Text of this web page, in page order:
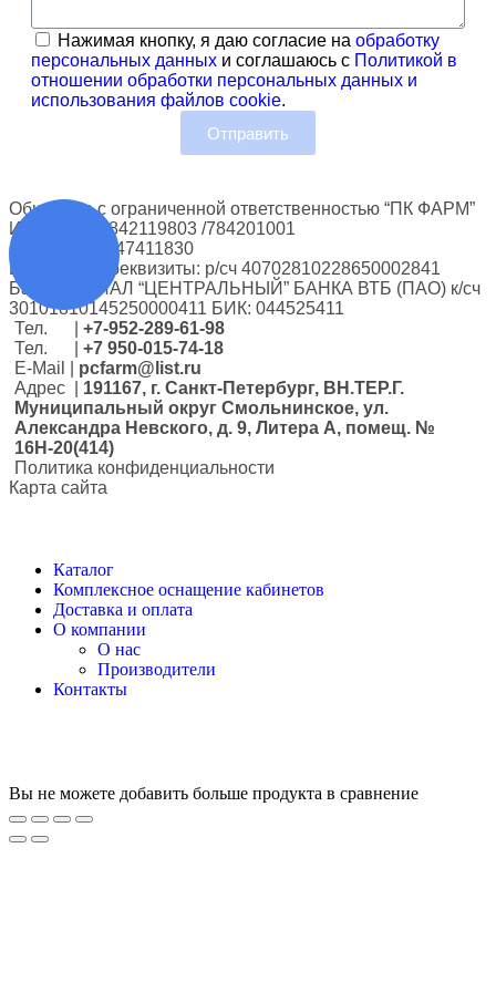
Нажимая кнопку, я даю согласие на обработку
персональных данных и соглашаюсь с Политикой в
отношении обработки персональных данных и
использования файлов cookie.
Отправить
Общество с ограниченной ответственностью “ПК ФАРМ”
ИНН/КПП: 7842119803 /784201001
ОГРН: 1167847411830
Банковские реквизиты: р/сч 40702810228650002841
Банк: ФИЛИАЛ “ЦЕНТРАЛЬНЫЙ” БАНКА ВТБ (ПАО) к/сч
30101810145250000411 БИК: 044525411
Тел. | +7-952-289-61-98
Тел. | +7 950-015-74-18
E-Мail | pcfarm@list.ru
Адрес | 191167, г. Санкт-Петербург, ВН.ТЕР.Г.
Муниципальный округ Смольнинское, ул.
Александра Невского, д. 9, Литера А, помещ. №
16Н-20(414)
Политика конфиденциальности
Карта сайта
Каталог
Комплексное оснащение кабинетов
Доставка и оплата
О компании
О нас
Производители
Контакты
Вы не можете добавить больше продукта в сравнение